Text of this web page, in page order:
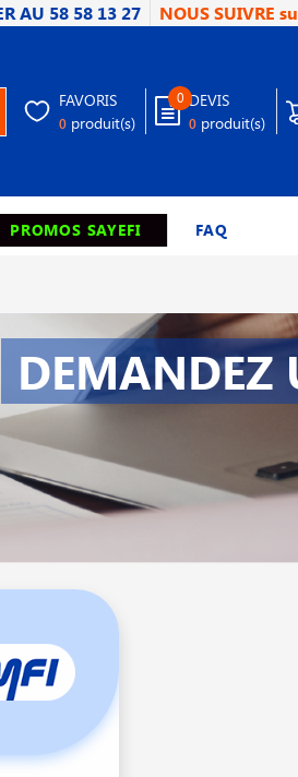
AU 58 58 13 27 NOUS SUIVRE
FAVORIS
0 produit(s)
0 DEVIS
0 produit(s)
PROMOS SAYEFI FAQ
DEMANDEZ